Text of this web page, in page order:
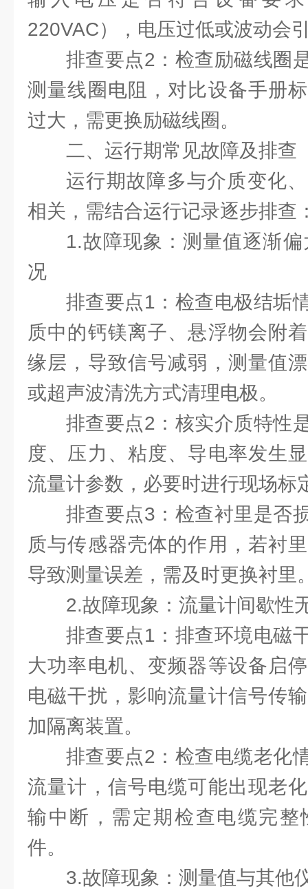
220VAC），电压过低或波动会
排查要点2：检查励磁线圈
测量线圈电阻，对比设备手册
过大，需更换励磁线圈。
二、运行期常见故障及排查
运行期故障多与介质变化
相关，需结合运行记录逐步排查
1.故障现象：测量值逐渐
况
排查要点1：检查电极结垢
质中的钙镁离子、悬浮物会附
缘层，导致信号减弱，测量值
或超声波清洗方式清理电极。
排查要点2：核实介质特性
度、压力、粘度、导电率发生
流量计参数，必要时进行现场标
排查要点3：检查衬里是否
质与传感器壳体的作用，若衬
导致测量误差，需及时更换衬里
2.故障现象：流量计间歇性
排查要点1：排查环境电磁
大功率电机、变频器等设备启
电磁干扰，影响流量计信号传
加隔离装置。
排查要点2：检查电缆老化
流量计，信号电缆可能出现老
输中断，需定期检查电缆完整
件。
3.故障现象：测量值与其他